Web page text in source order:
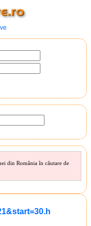
din România în căutare de